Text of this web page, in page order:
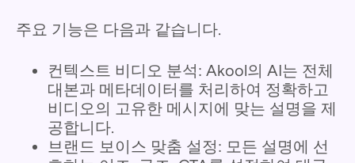
주요 기능은 다음과 같습니다.
컨텍스트 비디오 분석: Akool의 AI는 전체
대본과 메타데이터를 처리하여 정확하고
비디오의 고유한 메시지에 맞는 설명을 제
공합니다.
브랜드 보이스 맞춤 설정: 모든 설명에 선